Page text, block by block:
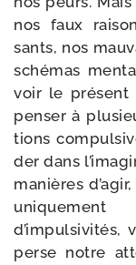
nos faux
sants, nos
sché­mas
voir le pré­sent
pen­ser à
tions
der dans
manières
d’impulsivités,
perse notre